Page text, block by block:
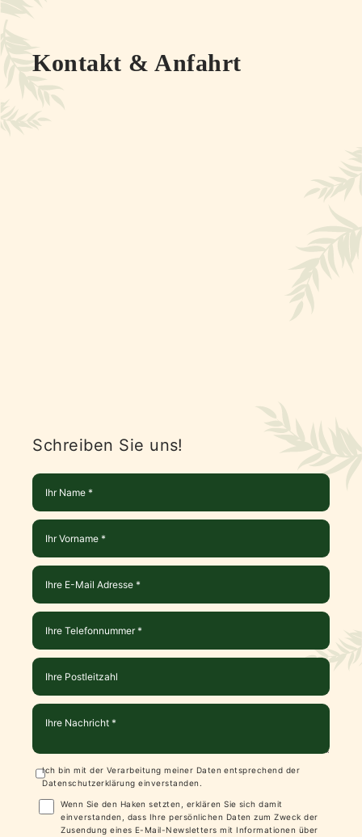
Kontakt & Anfahrt
Schreiben Sie uns!
Ich bin mit der Verarbeitung meiner Daten entsprechend der
Datenschutzerklärung einverstanden.
Wenn Sie den Haken setzten, erklären Sie sich damit
einverstanden, dass Ihre persönlichen Daten zum Zweck der
Zusendung eines E-Mail-Newsletters mit Informationen über